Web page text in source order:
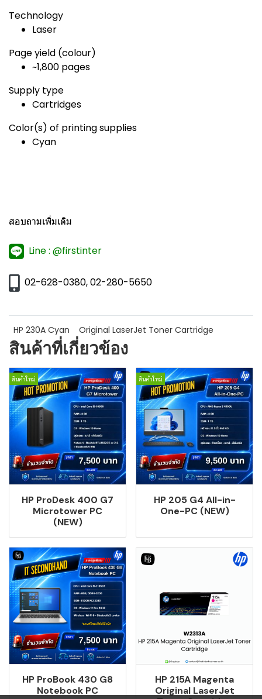
Technology
Laser
Page yield (colour)
~1,800 pages
Supply type
Cartridges
Color(s) of printing supplies
Cyan
สอบถามเพิ่มเติม
Line : @firstinter
02-628-0380, 02-280-5650
HP 230A Cyan Original LaserJet Toner Cartridge
สินค้าที่เกี่ยวข้อง
สินค้าใหม่
HP ProDesk 400 G7
Microtower PC
(NEW)
สินค้าใหม่
HP 205 G4 All-in-
One-PC (NEW)
HP ProBook 430 G8
Notebook PC
HP 215A Magenta
Original LaserJet